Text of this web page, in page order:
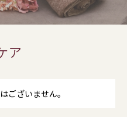
ア
ございません。